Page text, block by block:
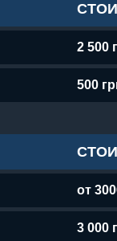
2 500
500
от
3 000